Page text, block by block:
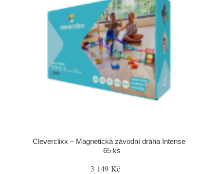
Cleverclixx – Magnetická závodní dráha Intense
– 65 ks
3 149 Kč